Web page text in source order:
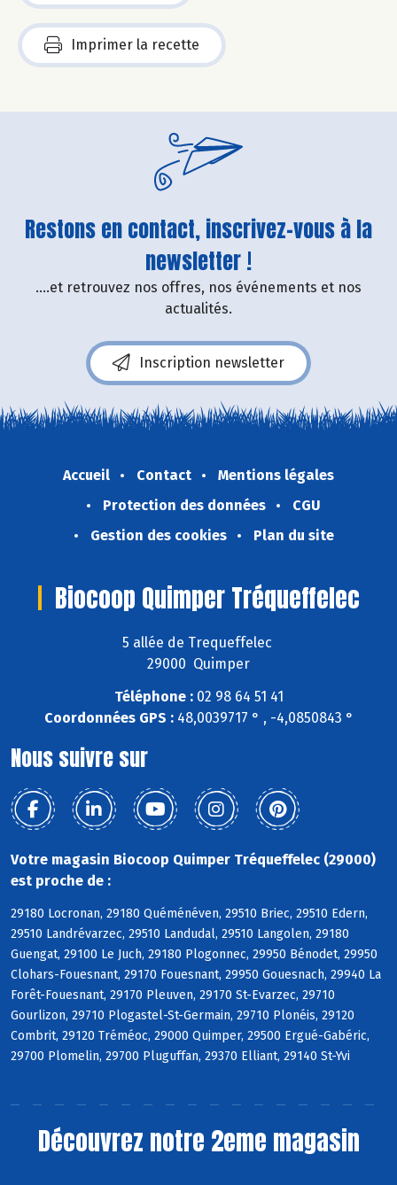
Imprimer la recette
Restons en contact, inscrivez-vous à la
newsletter !
....et retrouvez nos offres, nos événements et nos
actualités.
Inscription newsletter
Accueil Contact
Mentions légales
Protection des données
CGU
Gestion des cookies
Plan du site
Biocoop Quimper Tréqueffelec
5 allée de Trequeffelec
29000 Quimper
Téléphone :02 98 64 51 41
Coordonnées GPS :48,0039717 ° , -4,0850843 °
Nous suivre sur
Votre magasin Biocoop Quimper Tréqueffelec (29000)
est proche de :
29180 Locronan, 29180 Quéménéven, 29510 Briec, 29510 Edern,
29510 Landrévarzec, 29510 Landudal, 29510 Langolen, 29180
Guengat, 29100 Le Juch, 29180 Plogonnec, 29950 Bénodet, 29950
Clohars-Fouesnant, 29170 Fouesnant, 29950 Gouesnach, 29940 La
Forêt-Fouesnant, 29170 Pleuven, 29170 St-Evarzec, 29710
Gourlizon, 29710 Plogastel-St-Germain, 29710 Plonéis, 29120
Combrit, 29120 Tréméoc, 29000 Quimper, 29500 Ergué-Gabéric,
29700 Plomelin, 29700 Pluguffan, 29370 Elliant, 29140 St-Yvi
Découvrez notre 2eme magasin